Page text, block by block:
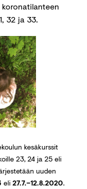
koronatilanteen
32 ja 33.
kesäkurssit
23, 24 ja 25 eli
uuden
eli27.7.–12.8.2020.